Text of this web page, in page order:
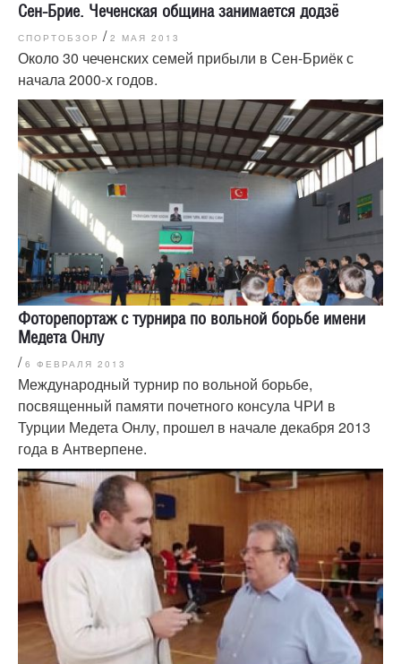
Сен-Брие. Чеченская община занимается додзё
СПОРТОБЗОР / 2 МАЯ 2013
Около 30 чеченских семей прибыли в Сен-Бриёк с
начала 2000-х годов.
Фоторепортаж с турнира по вольной борьбе имени
Медета Онлу
/ 6 ФЕВРАЛЯ 2013
Международный турнир по вольной борьбе,
посвященный памяти почетного консула ЧРИ в
Турции Медета Онлу, прошел в начале декабря 2013
года в Антверпене.